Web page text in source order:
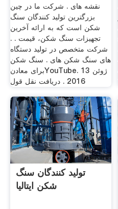
نقشه های . شرکت ما در چین
بزرگترین تولید کنندگان سنگ
شکن است که به ارائه آخرین
تجهیزات سنگ شکن، قیمت . .
شرکت متخصص در تولید دستگاه
های سنگ شکن های . سنگ شکن
برای معادنYouTube. 13 ژوئن
2016 . دریافت نقل قول
تولید کنندگان سنگ
شکن ایتالیا